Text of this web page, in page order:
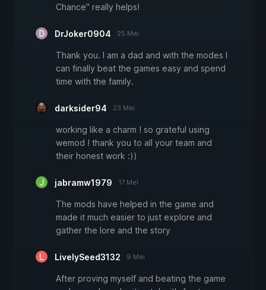
Chance" really helps!
DrJoker0904 25 Mei
Thank you. I am a dad and with the modes I
can finally beat the games easy and spend
time with the family.
darksider94 23 Mei
working like a charm ! so grateful using
wemod ! thank you to all your team and
their honest work :))
jabramw1979 17 Mei
The mods have helped in the game and
made it much easier to just explore and
gather the lore and the story
LivelySeed3132 9 Mei
After proving myself and beating the game